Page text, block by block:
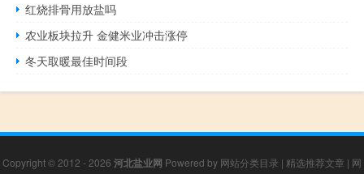
红烧排骨用放盐吗
农业板块拉升 金健米业冲击涨停
冬天取暖最佳时间段
Copyright © 2012 - 2026 河北盐业网 Powered by 网站分类目录 | 精选推荐文章 | 网